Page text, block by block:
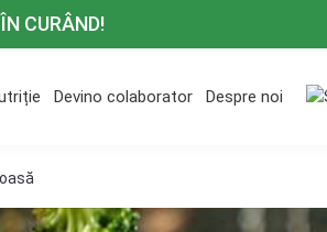
CURÂND!
Devino colaborator Despre noi